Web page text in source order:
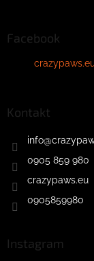
Facebook
Kontakt
info@
0905 859 980
crazypaws.eu
0905859980
Instagram